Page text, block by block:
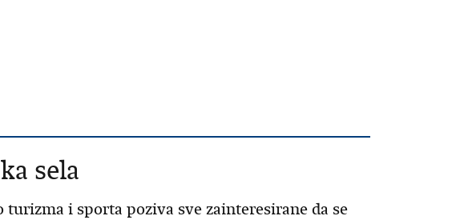
sela
i sporta poziva sve zainteresirane da se